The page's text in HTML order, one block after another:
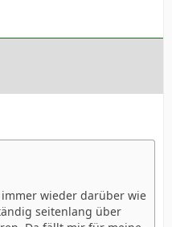
wieder darüber wie
seitenlang über